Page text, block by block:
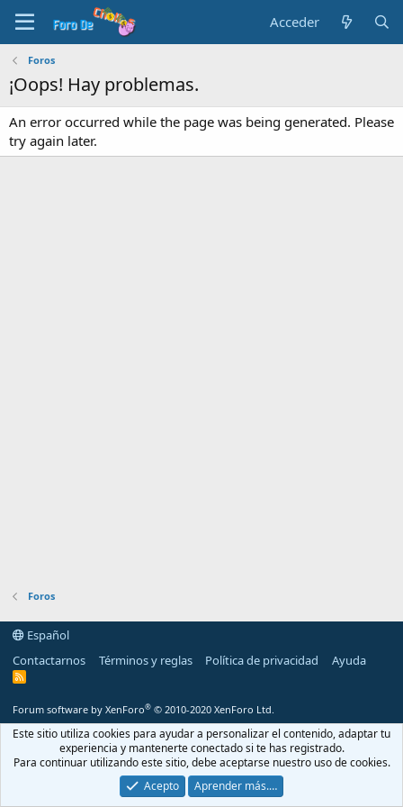
Acceder
Foros
¡Oops! Hay problemas.
An error occurred while the page was being generated. Please
try again later.
Foros
Español
Contactarnos
Términos y reglas Política de privacidad Ayuda
R
Forum software by XenForo® © 2010-2020 XenForo Ltd.
Este sitio utiliza cookies para ayudar a personalizar el contenido, adaptar tu
experiencia y mantenerte conectado si te has registrado.
Para continuar utilizando este sitio, debe aceptarse nuestro uso de cookies.
Acepto
Aprender más.…